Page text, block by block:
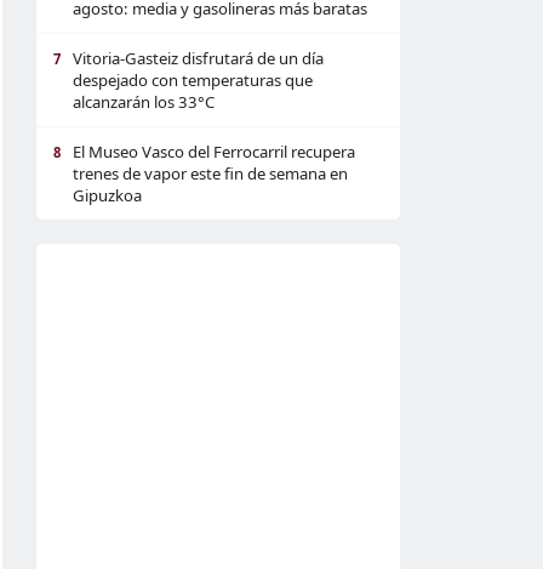
agosto: media y gasolineras más baratas
7
Vitoria-Gasteiz disfrutará de un día
despejado con temperaturas que
alcanzarán los 33°C
8
El Museo Vasco del Ferrocarril recupera
trenes de vapor este fin de semana en
Gipuzkoa